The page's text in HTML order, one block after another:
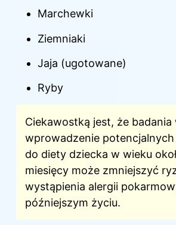
Marchewki
Ziemniaki
Jaja (ugotowane)
Ryby
Ciekawostką jest, że badania
wprowadzenie
do diety dziecka w wieku
miesięcy może zmniejszyć
wystąpienia alergii
późniejszym życiu.